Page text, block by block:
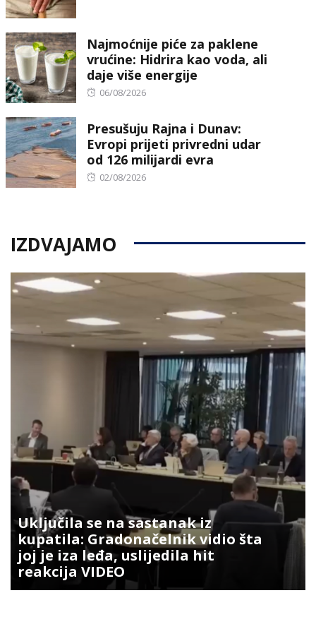
Najmoćnije piće za paklene
vrućine: Hidrira kao voda, ali
daje više energije
Posted
06/08/2026
Presušuju Rajna i Dunav:
Evropi prijeti privredni udar
od 126 milijardi evra
Posted
02/08/2026
IZDVAJAMO
Uključila se na sastanak iz
kupatila: Gradonačelnik vidio šta
joj je iza leđa, uslijedila hit
reakcija VIDEO